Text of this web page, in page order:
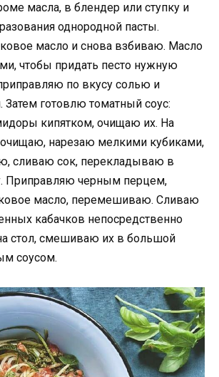
масла, в блендер или ступку и
однородной пасты.
масло и снова взбиваю. Масло
чтобы придать песто нужную
по вкусу солью и
готовлю томатный соус:
кипятком, очищаю их. На
нарезаю мелкими кубиками,
сливаю сок, перекладываю в
Приправляю черным перцем,
масло, перемешиваю. Сливаю
кабачков непосредственно
стол, смешиваю их в большой
соусом.